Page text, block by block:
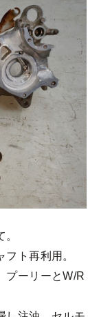
ト再利用。
プーリーとW/R